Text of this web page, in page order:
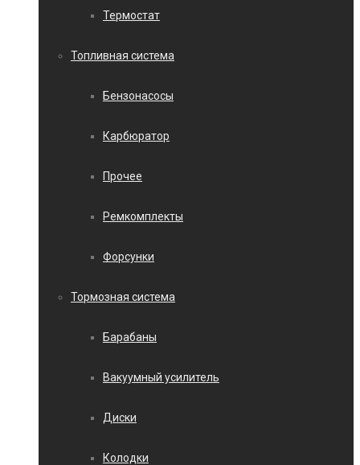
Термостат
Топливная система
Бензонасосы
Карбюратор
Прочее
Ремкомплекты
Форсунки
Тормозная система
Барабаны
Вакуумный усилитель
Диски
Колодки